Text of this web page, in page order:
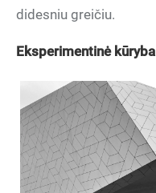
didesniu greičiu.
Eksperimentinė kūryba